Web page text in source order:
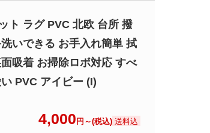
ト ラグ PVC 北欧 台所 撥
いできる お手入れ簡単 拭
吸着 お掃除ロボ対応 すべ
PVC アイビー (I)
4,000 円～(税込) 送料込